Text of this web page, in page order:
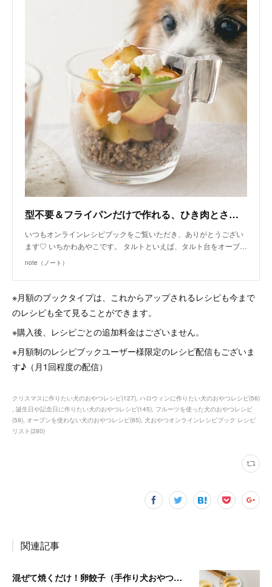
型不要＆フライパンだけで作れる、ひき肉とさつまいもとりんごのグラスタルト（手作り犬おやつレシピ）｜いちかわあやこ（犬ごはん先生）｜note
いつもオンラインレシピブックをご覧いただき、ありがとうござい
ます♡ いちかわあやこです。 タルトといえば、タルト台をオーブ…
note（ノート）
※月額のブックタイプは、これからアップされるレシピも今まで
のレシピも全て見ることができます。
※購入後、レシピごとの追加料金はございません。
※月額制のレシピブックユーザー様限定のレシピ配信もございま
す♪（月1回程度の配信）
クリスマスに作りたい犬のおやつレシピ(127) ハロウィンに作りたい犬のおやつレシピ(56)
誕生日や記念日に作りたい犬のおやつレシピ(145) フルーツを使った犬のおやつレシピ
(59) オーブンを使わない犬のおやつレシピ(85) 犬おやつオンラインレシピブック レシピ
リスト(280)
関連記事
混ぜて焼くだけ！卵餃子（手作り犬おやつレシピ）